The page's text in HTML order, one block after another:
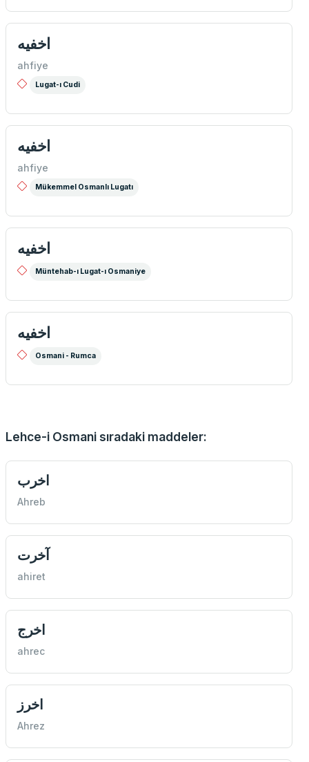
اخفيه
ahfiye
Lugat-ı Cudi
اخفيه
ahfiye
Mükemmel Osmanlı Lugatı
اخفيه
Müntehab-ı Lugat-ı Osmaniye
اخفيه
Osmani - Rumca
Lehce-i Osmani sıradaki maddeler:
اخرب
Ahreb
آخرت
ahiret
اخرج
ahrec
اخرز
Ahrez